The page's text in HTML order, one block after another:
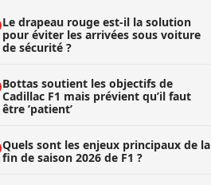
Le drapeau rouge est-il la solution
pour éviter les arrivées sous voiture
de sécurité ?
Bottas soutient les objectifs de
Cadillac F1 mais prévient qu’il faut
être ’patient’
Quels sont les enjeux principaux de la
fin de saison 2026 de F1 ?